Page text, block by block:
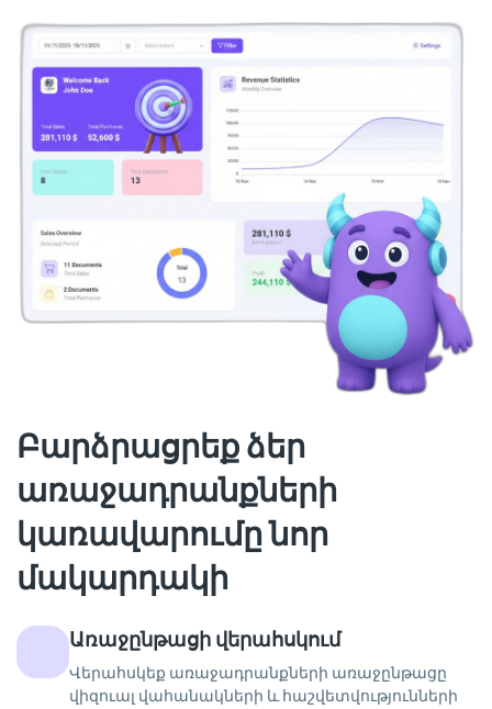
Բարձրացրեք ձեր
առաջադրանքների
կառավարումը նոր
մակարդակի
Առաջընթացի վերահսկում
Վերահսկեք առաջադրանքների առաջընթացը
վիզուալ վահանակների և հաշվետվությունների